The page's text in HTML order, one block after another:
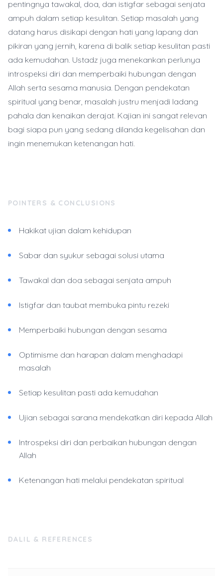
pentingnya tawakal, doa, dan istigfar sebagai senjata
ampuh dalam setiap kesulitan. Setiap masalah yang
datang harus disikapi dengan hati yang lapang dan
pikiran yang jernih, karena di balik setiap kesulitan pasti
ada kemudahan. Ustadz juga menekankan perlunya
introspeksi diri dan memperbaiki hubungan dengan
Allah serta sesama manusia. Dengan pendekatan
spiritual yang benar, masalah justru menjadi ladang
pahala dan kenaikan derajat. Kajian ini sangat relevan
bagi siapa pun yang sedang dilanda kegelisahan dan
ingin menemukan ketenangan hati.
POINTERS & CONCLUSIONS
Hakikat ujian dalam kehidupan
Sabar dan syukur sebagai solusi utama
Tawakal dan doa sebagai senjata ampuh
Istigfar dan taubat membuka pintu rezeki
Memperbaiki hubungan dengan sesama
Optimisme dan harapan dalam menghadapi
masalah
Setiap kesulitan pasti ada kemudahan
Ujian sebagai sarana mendekatkan diri kepada Allah
Introspeksi diri dan perbaikan hubungan dengan
Allah
Ketenangan hati melalui pendekatan spiritual
DALIL & REFERENCES